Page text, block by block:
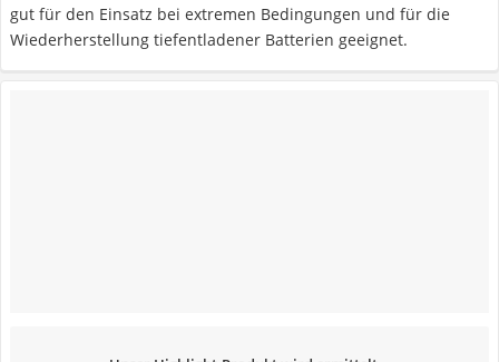
gut für den Einsatz bei extremen Bedingungen und für die
Wiederherstellung tiefentladener Batterien geeignet.